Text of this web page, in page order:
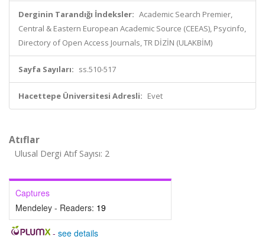
Derginin Tarandığı İndeksler: Academic Search Premier,
Central & Eastern European Academic Source (CEEAS), Psycinfo,
Directory of Open Access Journals, TR DİZİN (ULAKBİM)
Sayfa Sayıları: ss.510-517
Hacettepe Üniversitesi Adresli: Evet
Atıflar
Ulusal Dergi Atıf Sayısı: 2
Captures
Mendeley - Readers: 19
- see details